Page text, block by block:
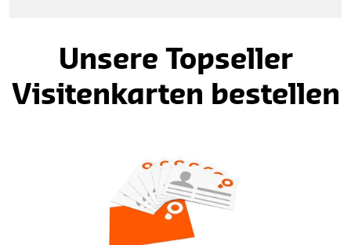
Unsere Topseller
Visitenkarten bestellen